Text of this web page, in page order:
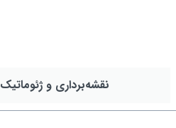
نقشه‌برداری و ژئوماتیک